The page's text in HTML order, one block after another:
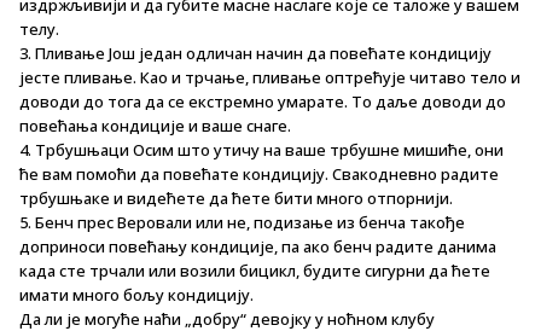
издржљивији и да губите масне наслаге које се таложе у вашем
телу.
3. Пливање Још један одличан начин да повећате кондицију
јесте пливање. Као и трчање, пливање оптрећује читаво тело и
доводи до тога да се екстремно умарате. То даље доводи до
повећања кондиције и ваше снаге.
4. Трбушњаци Осим што утичу на ваше трбушне мишиће, они
ће вам помоћи да повећате кондицију. Свакодневно радите
трбушњаке и видећете да ћете бити много отпорнији.
5. Бенч прес Веровали или не, подизање из бенча такође
доприноси повећању кондиције, па ако бенч радите данима
када сте трчали или возили бицикл, будите сигурни да ћете
имати много бољу кондицију.
Да ли је могуће наћи „добру“ девојку у ноћном клубу